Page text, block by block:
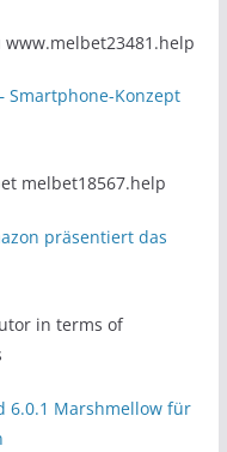
Smartphone-Konzept
melbet18567.help
präsentiert das
in terms of
6.0.1 Marshmellow für